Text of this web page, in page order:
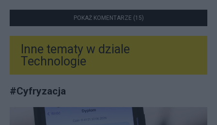
POKAŻ KOMENTARZE (15)
Inne tematy w dziale
Technologie
#Cyfryzacja